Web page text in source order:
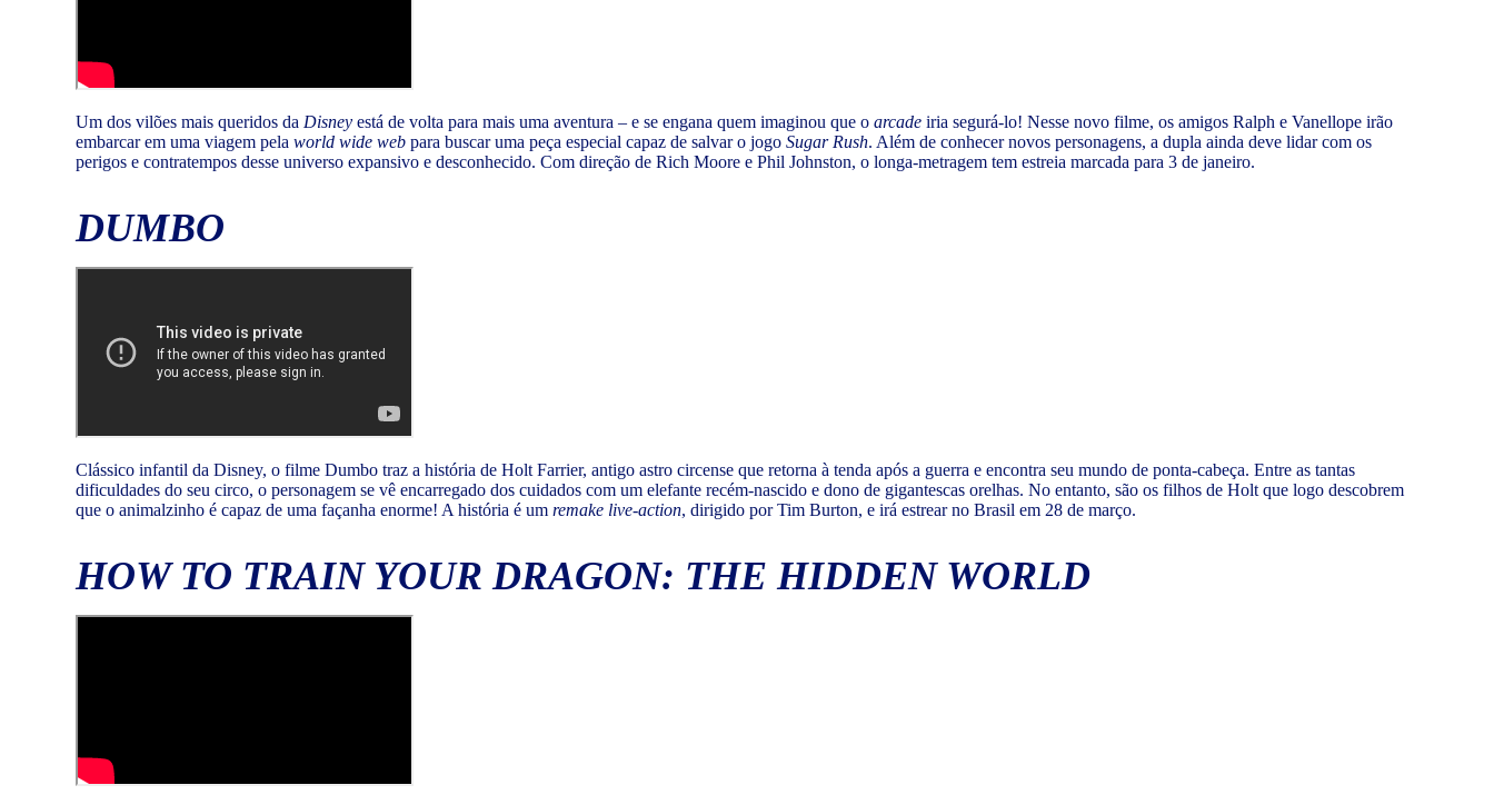
Um dos vilões mais queridos da Disney está de volta para mais uma aventura – e se engana quem imaginou que o arcade iria segurá-lo! Nesse novo filme, os amigos Ralph e Vanellope irão
embarcar em uma viagem pela world wide web para buscar uma peça especial capaz de salvar o jogo Sugar Rush. Além de conhecer novos personagens, a dupla ainda deve lidar com os
perigos e contratempos desse universo expansivo e desconhecido. Com direção de Rich Moore e Phil Johnston, o longa-metragem tem estreia marcada para 3 de janeiro.
DUMBO
Clássico infantil da Disney, o filme Dumbo traz a história de Holt Farrier, antigo astro circense que retorna à tenda após a guerra e encontra seu mundo de ponta-cabeça. Entre as tantas
dificuldades do seu circo, o personagem se vê encarregado dos cuidados com um elefante recém-nascido e dono de gigantescas orelhas. No entanto, são os filhos de Holt que logo descobrem
que o animalzinho é capaz de uma façanha enorme! A história é um remake live-action, dirigido por Tim Burton, e irá estrear no Brasil em 28 de março.
HOW TO TRAIN YOUR DRAGON: THE HIDDEN WORLD